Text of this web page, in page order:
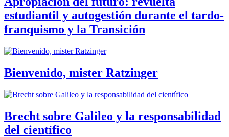
estudiantil y autogestión durante el tardo-
franquismo y la Transición
Bienvenido, mister Ratzinger
Brecht sobre Galileo y la responsabilidad
del científico